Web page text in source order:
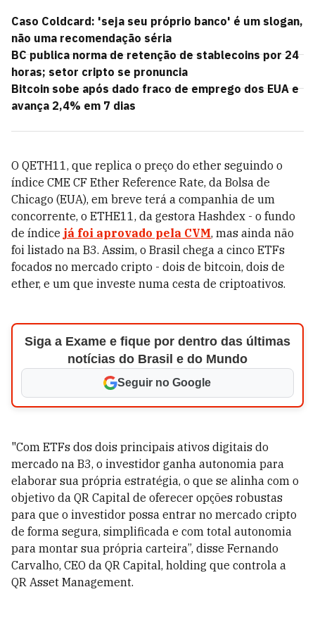
Caso Coldcard: 'seja seu próprio banco' é um slogan,
não uma recomendação séria
BC publica norma de retenção de stablecoins por 24
horas; setor cripto se pronuncia
Bitcoin sobe após dado fraco de emprego dos EUA e
avança 2,4% em 7 dias
O QETH11, que replica o preço do ether seguindo o
índice CME CF Ether Reference Rate, da Bolsa de
Chicago (EUA), em breve terá a companhia de um
concorrente, o ETHE11, da gestora Hashdex - o fundo
de índice já foi aprovado pela CVM, mas ainda não
foi listado na B3. Assim, o Brasil chega a cinco ETFs
focados no mercado cripto - dois de bitcoin, dois de
ether, e um que investe numa cesta de criptoativos.
Siga a Exame e fique por dentro das últimas
notícias do Brasil e do Mundo
Seguir no Google
"Com ETFs dos dois principais ativos digitais do
mercado na B3, o investidor ganha autonomia para
elaborar sua própria estratégia, o que se alinha com o
objetivo da QR Capital de oferecer opções robustas
para que o investidor possa entrar no mercado cripto
de forma segura, simplificada e com total autonomia
para montar sua própria carteira”, disse Fernando
Carvalho, CEO da QR Capital, holding que controla a
QR Asset Management.